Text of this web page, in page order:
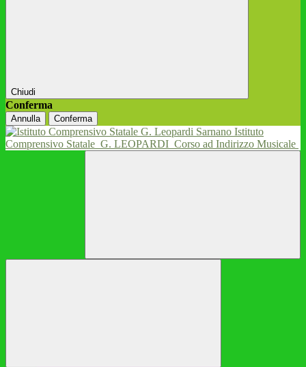
Chiudi
Conferma
Annulla Conferma
Istituto
Comprensivo Statale G. LEOPARDI Corso ad Indirizzo Musicale